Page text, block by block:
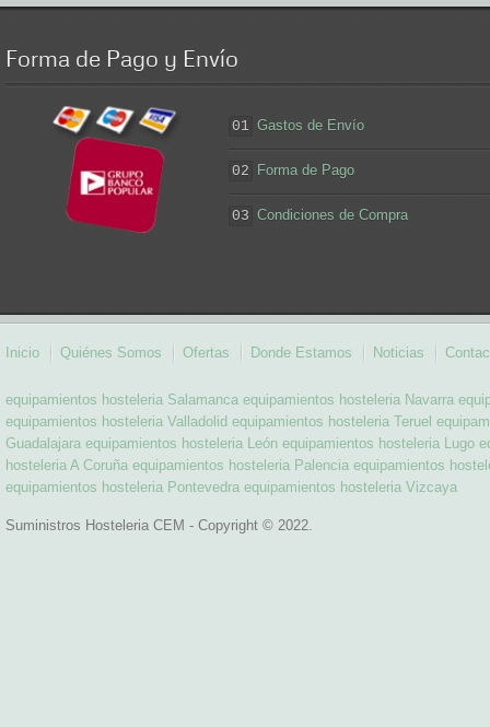
Forma de Pago y Envío
01 Gastos de Envío
02 Forma de Pago
03 Condiciones de Compra
Inicio Quiénes Somos Ofertas Donde Estamos Noticias
equipamientos hosteleria Salamanca equipamientos hosteleria Navarra
equipamientos hosteleria Valladolid equipamientos hosteleria Teruel
Guadalajara equipamientos hosteleria León equipamientos hosteleria Lugo
hosteleria A Coruña equipamientos hosteleria Palencia equipamientos
equipamientos hosteleria Pontevedra equipamientos hosteleria Vizcaya
Suministros Hosteleria CEM - Copyright © 2022.